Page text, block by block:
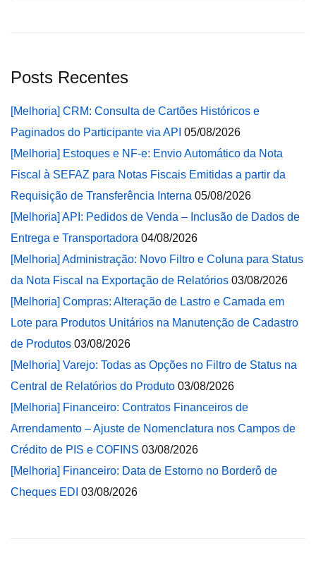
Posts Recentes
[Melhoria] CRM: Consulta de Cartões Históricos e
Paginados do Participante via API 05/08/2026
[Melhoria] Estoques e NF-e: Envio Automático da Nota
Fiscal à SEFAZ para Notas Fiscais Emitidas a partir da
Requisição de Transferência Interna 05/08/2026
[Melhoria] API: Pedidos de Venda – Inclusão de Dados de
Entrega e Transportadora 04/08/2026
[Melhoria] Administração: Novo Filtro e Coluna para Status
da Nota Fiscal na Exportação de Relatórios 03/08/2026
[Melhoria] Compras: Alteração de Lastro e Camada em
Lote para Produtos Unitários na Manutenção de Cadastro
de Produtos 03/08/2026
[Melhoria] Varejo: Todas as Opções no Filtro de Status na
Central de Relatórios do Produto 03/08/2026
[Melhoria] Financeiro: Contratos Financeiros de
Arrendamento – Ajuste de Nomenclatura nos Campos de
Crédito de PIS e COFINS 03/08/2026
[Melhoria] Financeiro: Data de Estorno no Borderô de
Cheques EDI 03/08/2026